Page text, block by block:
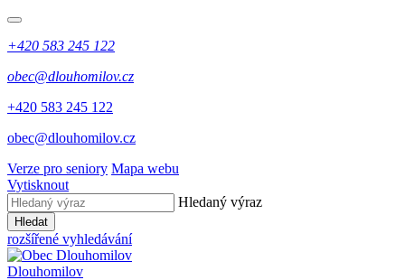
+420 583 245 122
obec@dlouhomilov.cz
+420 583 245 122
obec@dlouhomilov.cz
Verze pro seniory Mapa webu
Vytisknout
Hledaný výraz
Hledat
rozšířené vyhledávání
Dlouhomilov